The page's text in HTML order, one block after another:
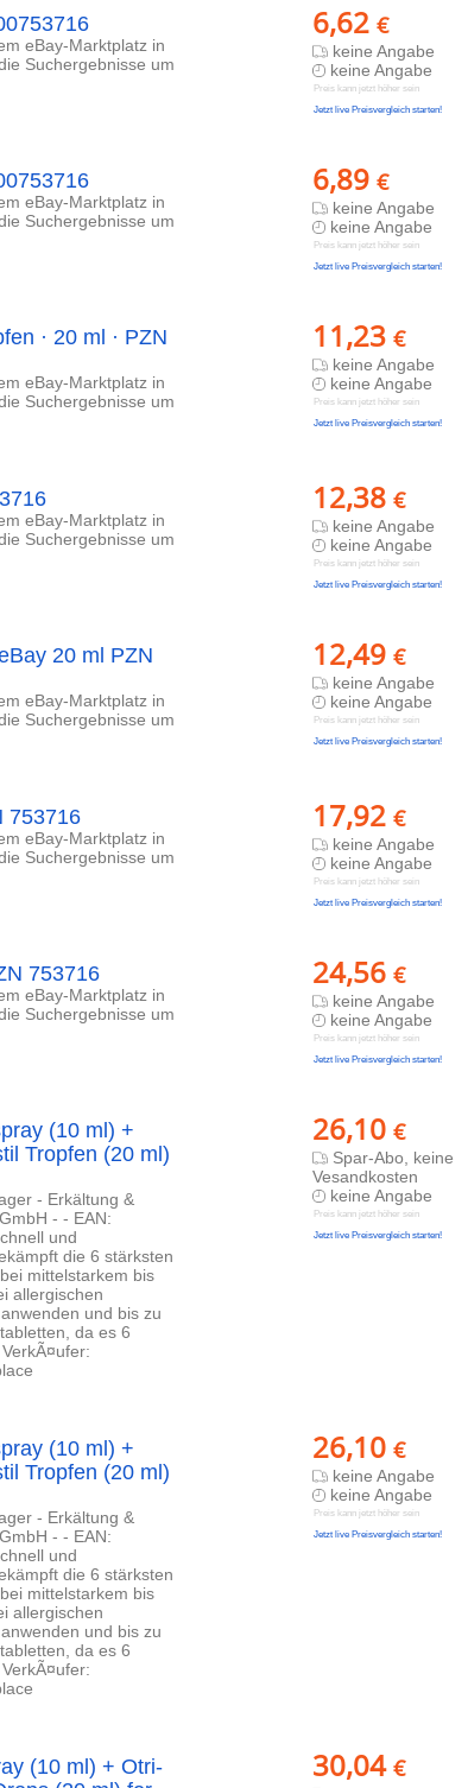
6,62 €
keine Angabe
keine Angabe
Preis kann jetzt höher sein
Jetzt live Preisvergleich starten!
eBay-Marktplatz in
Suchergebnisse um
6,89 €
keine Angabe
keine Angabe
Preis kann jetzt höher sein
Jetzt live Preisvergleich starten!
eBay-Marktplatz in
Suchergebnisse um
11,23 €
keine Angabe
keine Angabe
Preis kann jetzt höher sein
Jetzt live Preisvergleich starten!
· 20 ml · PZN
eBay-Marktplatz in
Suchergebnisse um
12,38 €
keine Angabe
keine Angabe
Preis kann jetzt höher sein
Jetzt live Preisvergleich starten!
eBay-Marktplatz in
Suchergebnisse um
12,49 €
keine Angabe
keine Angabe
Preis kann jetzt höher sein
Jetzt live Preisvergleich starten!
20 ml PZN
eBay-Marktplatz in
Suchergebnisse um
17,92 €
keine Angabe
keine Angabe
Preis kann jetzt höher sein
Jetzt live Preisvergleich starten!
753716
eBay-Marktplatz in
Suchergebnisse um
24,56 €
keine Angabe
keine Angabe
Preis kann jetzt höher sein
Jetzt live Preisvergleich starten!
753716
eBay-Marktplatz in
Suchergebnisse um
26,10 €
Spar-Abo, keine
Vesandkosten
keine Angabe
Preis kann jetzt höher sein
Jetzt live Preisvergleich starten!
(10 ml) +
Tropfen (20 ml)
- Erkältung &
- - EAN:
und
die 6 stärksten
mittelstarkem bis
allergischen
und bis zu
da es 6
26,10 €
keine Angabe
keine Angabe
Preis kann jetzt höher sein
Jetzt live Preisvergleich starten!
(10 ml) +
Tropfen (20 ml)
- Erkältung &
- - EAN:
und
die 6 stärksten
mittelstarkem bis
allergischen
und bis zu
da es 6
30,04 €
(10 ml) + Otri-